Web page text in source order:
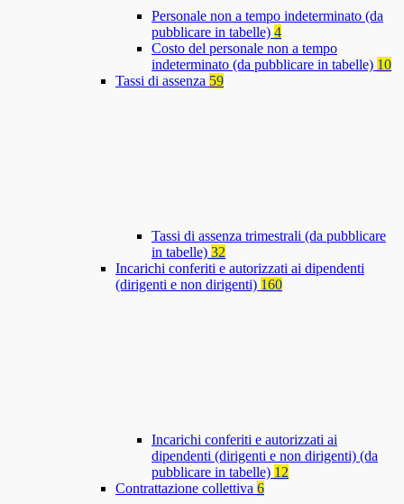
Personale non a tempo indeterminato (da
pubblicare in tabelle) 4
Costo del personale non a tempo
indeterminato (da pubblicare in tabelle) 10
Tassi di assenza 59
Tassi di assenza trimestrali (da pubblicare
in tabelle) 32
Incarichi conferiti e autorizzati ai dipendenti
(dirigenti e non dirigenti) 160
Incarichi conferiti e autorizzati ai
dipendenti (dirigenti e non dirigenti) (da
pubblicare in tabelle) 12
Contrattazione collettiva 6